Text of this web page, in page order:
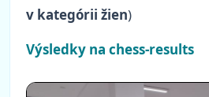
v kategórii žien)
Výsledky na chess-results